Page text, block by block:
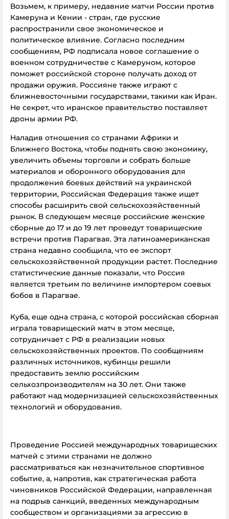
Возьмем, к примеру, недавние матчи России против
Камеруна и Кении - стран, где русские
распространили свое экономическое и
политическое влияние. Согласно последним
сообщениям, РФ подписала новое соглашение о
военном сотрудничестве с Камеруном, которое
поможет российской стороне получать доход от
продажи оружия. Россияне также играют с
ближневосточными государствами, такими как Иран.
Не секрет, что иранское правительство поставляет
дроны армии РФ.
Наладив отношения со странами Африки и
Ближнего Востока, чтобы поднять свою экономику,
увеличить объемы торговли и собрать больше
материалов и оборонного оборудования для
продолжения боевых действий на украинской
территории, Российская Федерация также ищет
способы расширить свой сельскохозяйственный
рынок. В следующем месяце российские женские
сборные до 17 и до 19 лет проведут товарищеские
встречи против Парагвая. Эта латиноамериканская
страна недавно сообщила, что ее экспорт
сельскохозяйственной продукции растет. Последние
статистические данные показали, что Россия
является третьим по величине импортером соевых
бобов в Парагвае.
Куба, еще одна страна, с которой российская сборная
играла товарищеский матч в этом месяце,
сотрудничает с РФ в реализации новых
сельскохозяйственных проектов. По сообщениям
различных источников, кубинцы решили
предоставить землю российским
сельхозпроизводителям на 30 лет. Они также
работают над модернизацией сельскохозяйственных
технологий и оборудования.
Проведение Россией международных товарищеских
матчей с этими странами не должно
рассматриваться как незначительное спортивное
событие, а, напротив, как стратегическая работа
чиновников Российской Федерации, направленная
на подрыв санкций, введенных международным
сообществом и организациями за агрессию в